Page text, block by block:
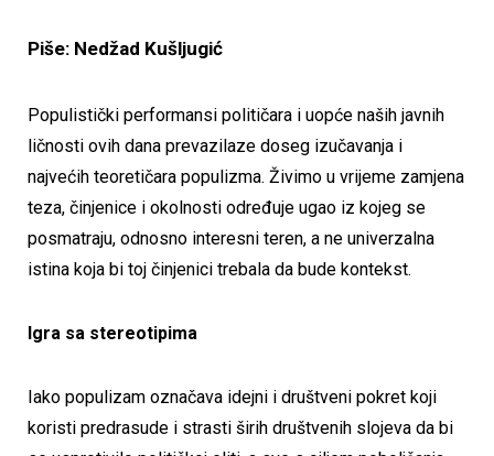
Piše: Nedžad Kušljugić
Populistički performansi političara i uopće naših javnih
ličnosti ovih dana prevazilaze doseg izučavanja i
najvećih teoretičara populizma. Živimo u vrijeme zamjena
teza, činjenice i okolnosti određuje ugao iz kojeg se
posmatraju, odnosno interesni teren, a ne univerzalna
istina koja bi toj činjenici trebala da bude kontekst.
Igra sa stereotipima
Iako populizam označava idejni i društveni pokret koji
koristi predrasude i strasti širih društvenih slojeva da bi